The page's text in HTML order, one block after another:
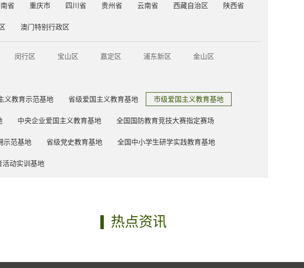
省 重庆市 四川省 贵州省 云南省 西藏自治区 陕西省
澳门特别行政区
闵行区 宝山区 嘉定区 浦东新区 金山区
义教育示范基地 省级爱国主义教育基地 市级爱国主义教育基地
中央企业爱国主义教育基地 全国国防教育竞技大赛指定赛场
示范基地 省级党史教育基地 全国中小学生研学实践教育基地
活动实训基地
热点资讯